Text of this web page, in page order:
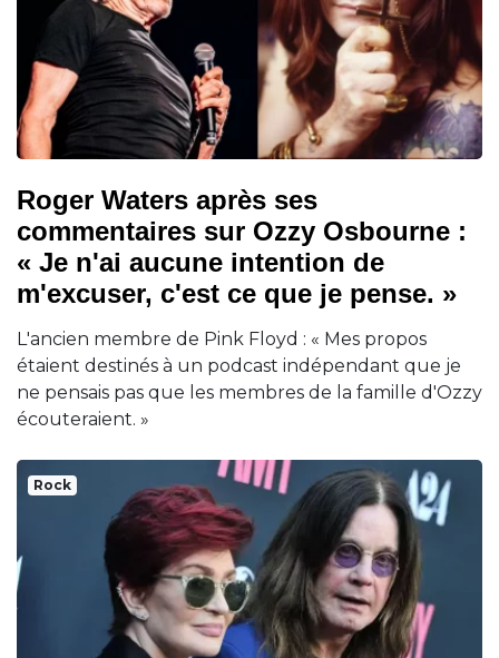
Roger Waters après ses
commentaires sur Ozzy Osbourne :
« Je n'ai aucune intention de
m'excuser, c'est ce que je pense. »
L'ancien membre de Pink Floyd : « Mes propos
étaient destinés à un podcast indépendant que je
ne pensais pas que les membres de la famille d'Ozzy
écouteraient. »
Rock